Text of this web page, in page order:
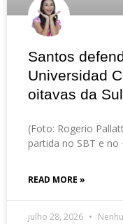
Santos
Universidad
oitavas da
(Foto: Rogerio
partida no SBT e no
READ MORE »
julho 28, 2026